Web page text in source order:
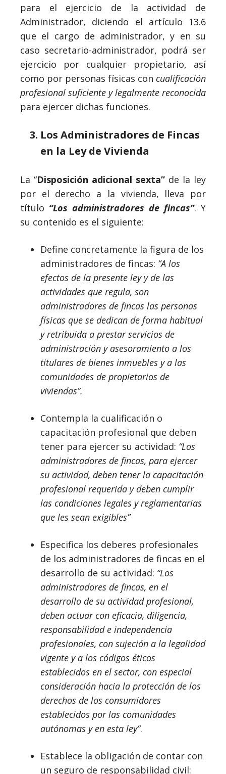
para el ejercicio de la actividad de
Administrador, diciendo el artículo 13.6
que el cargo de administrador, y en su
caso secretario-administrador, podrá ser
ejercicio por cualquier propietario, así
como por personas físicas con cualificación
profesional suficiente y legalmente reconocida
para ejercer dichas funciones.
Los Administradores de Fincas
en la Ley de Vivienda
La “Disposición adicional sexta” de la ley
por el derecho a la vivienda, lleva por
título “Los administradores de fincas”. Y
su contenido es el siguiente:
Define concretamente la figura de los
administradores de fincas: “A los
efectos de la presente ley y de las
actividades que regula, son
administradores de fincas las personas
físicas que se dedican de forma habitual
y retribuida a prestar servicios de
administración y asesoramiento a los
titulares de bienes inmuebles y a las
comunidades de propietarios de
viviendas”.
Contempla la cualificación o
capacitación profesional que deben
tener para ejercer su actividad: “Los
administradores de fincas, para ejercer
su actividad, deben tener la capacitación
profesional requerida y deben cumplir
las condiciones legales y reglamentarias
que les sean exigibles”
Especifica los deberes profesionales
de los administradores de fincas en el
desarrollo de su actividad: “Los
administradores de fincas, en el
desarrollo de su actividad profesional,
deben actuar con eficacia, diligencia,
responsabilidad e independencia
profesionales, con sujeción a la legalidad
vigente y a los códigos éticos
establecidos en el sector, con especial
consideración hacia la protección de los
derechos de los consumidores
establecidos por las comunidades
autónomas y en esta ley”.
Establece la obligación de contar con
un seguro de responsabilidad civil: